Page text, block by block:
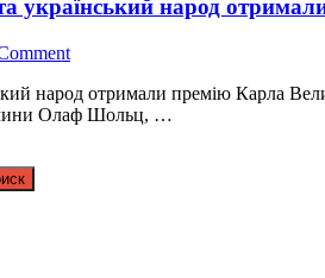
український народ
народ отримали премію Карла
Олаф Шольц, …